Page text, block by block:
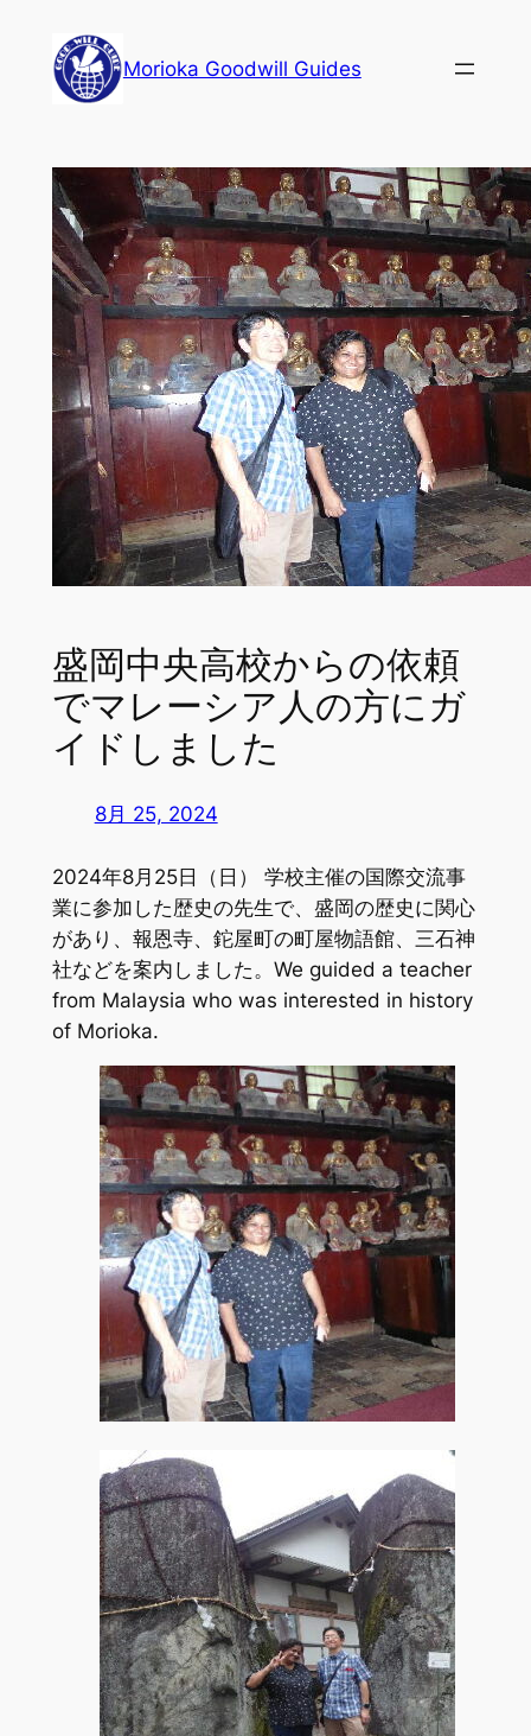
Morioka Goodwill Guides
盛岡中央高校からの依頼
でマレーシア人の方にガ
イドしました
8月 25, 2024
2024年8月25日（日） 学校主催の国際交流事
業に参加した歴史の先生で、盛岡の歴史に関心
があり、報恩寺、鉈屋町の町屋物語館、三石神
社などを案内しました。We guided a teacher
from Malaysia who was interested in history
of Morioka.